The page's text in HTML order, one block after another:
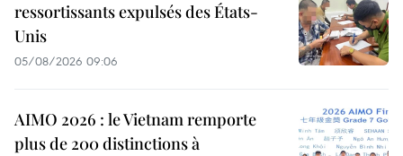
ressortissants expulsés des États-
Unis
05/08/2026 09:06
AIMO 2026 : le Vietnam remporte
plus de 200 distinctions à